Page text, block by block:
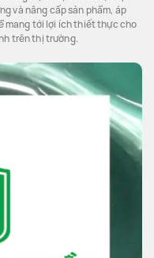
và nâng cấp sản phẩm, áp
mang tới lợi ích thiết thực cho
trên thị trường.